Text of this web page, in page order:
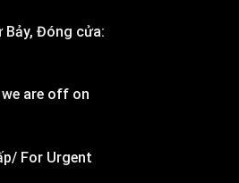
Bảy, Đóng cửa:
are off on
For Urgent